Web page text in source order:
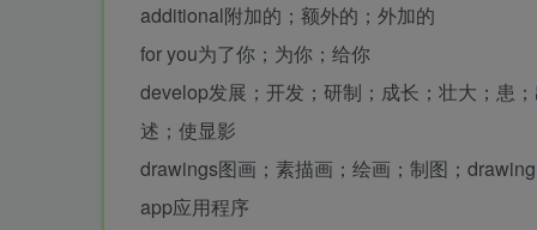
additional附加的；额外的；外加的
for you为了你；为你；给你
develop发展；开发；研制；成长；壮大；患
述；使显影
drawings图画；素描画；绘画；制图；
app应用程序